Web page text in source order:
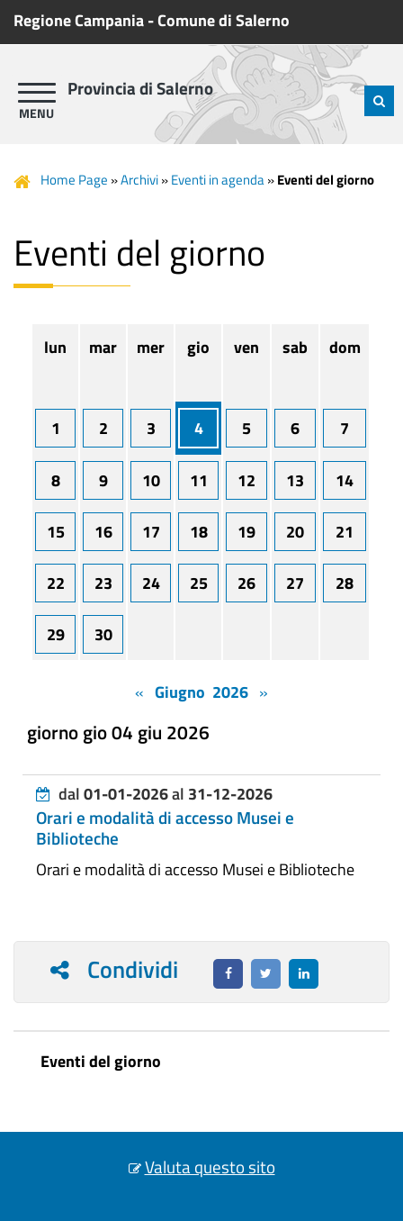
Regione Campania-Comune di Salerno
Provincia di Salerno
Home Page »Archivi»Eventi in agenda»Eventi del giorno
Eventi del giorno
lun mar mer gio ven sab dom
1 2 3 4 5 6 7
8 9 10 11 12 13 14
15 16 17 18 19 20 21
22 23 24 25 26 27 28
29 30
« Giugno 2026 »
giorno gio 04 giu 2026
dal01-01-2026al 31-12-2026
Orari e modalità di accesso Musei e
Biblioteche
Orari e modalità di accesso Musei e Biblioteche
Condividi
Eventi del giorno
Valuta questo sito